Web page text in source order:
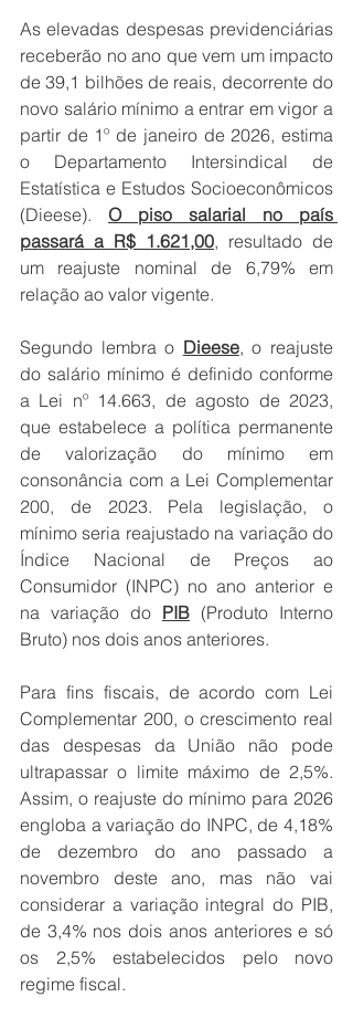
As elevadas despesas previdenciárias
receberão no ano que vem um impacto
de 39,1 bilhões de reais, decorrente do
novo salário mínimo a entrar em vigor a
partir de 1º de janeiro de 2026, estima
o Departamento Intersindical de
Estatística e Estudos Socioeconômicos
(Dieese). O piso salarial no país
passará a R$ 1.621,00, resultado de
um reajuste nominal de 6,79% em
relação ao valor vigente.
Segundo lembra o Dieese, o reajuste
do salário mínimo é definido conforme
a Lei nº 14.663, de agosto de 2023,
que estabelece a política permanente
de valorização do mínimo em
consonância com a Lei Complementar
200, de 2023. Pela legislação, o
mínimo seria reajustado na variação do
Índice Nacional de Preços ao
Consumidor (INPC) no ano anterior e
na variação do PIB (Produto Interno
Bruto) nos dois anos anteriores.
Para fins fiscais, de acordo com Lei
Complementar 200, o crescimento real
das despesas da União não pode
ultrapassar o limite máximo de 2,5%.
Assim, o reajuste do mínimo para 2026
engloba a variação do INPC, de 4,18%
de dezembro do ano passado a
novembro deste ano, mas não vai
considerar a variação integral do PIB,
de 3,4% nos dois anos anteriores e só
os 2,5% estabelecidos pelo novo
regime fiscal.